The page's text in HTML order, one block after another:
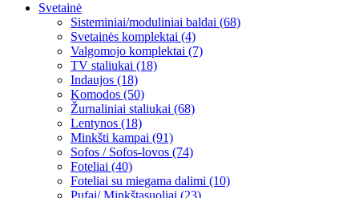
Svetainė
Sisteminiai/moduliniai baldai (68)
Svetainės komplektai (4)
Valgomojo komplektai (7)
TV staliukai (18)
Indaujos (18)
Komodos (50)
Žurnaliniai staliukai (68)
Lentynos (18)
Minkšti kampai (91)
Sofos / Sofos-lovos (74)
Foteliai (40)
Foteliai su miegama dalimi (10)
Pufai/ Minkštasuoliai (23)